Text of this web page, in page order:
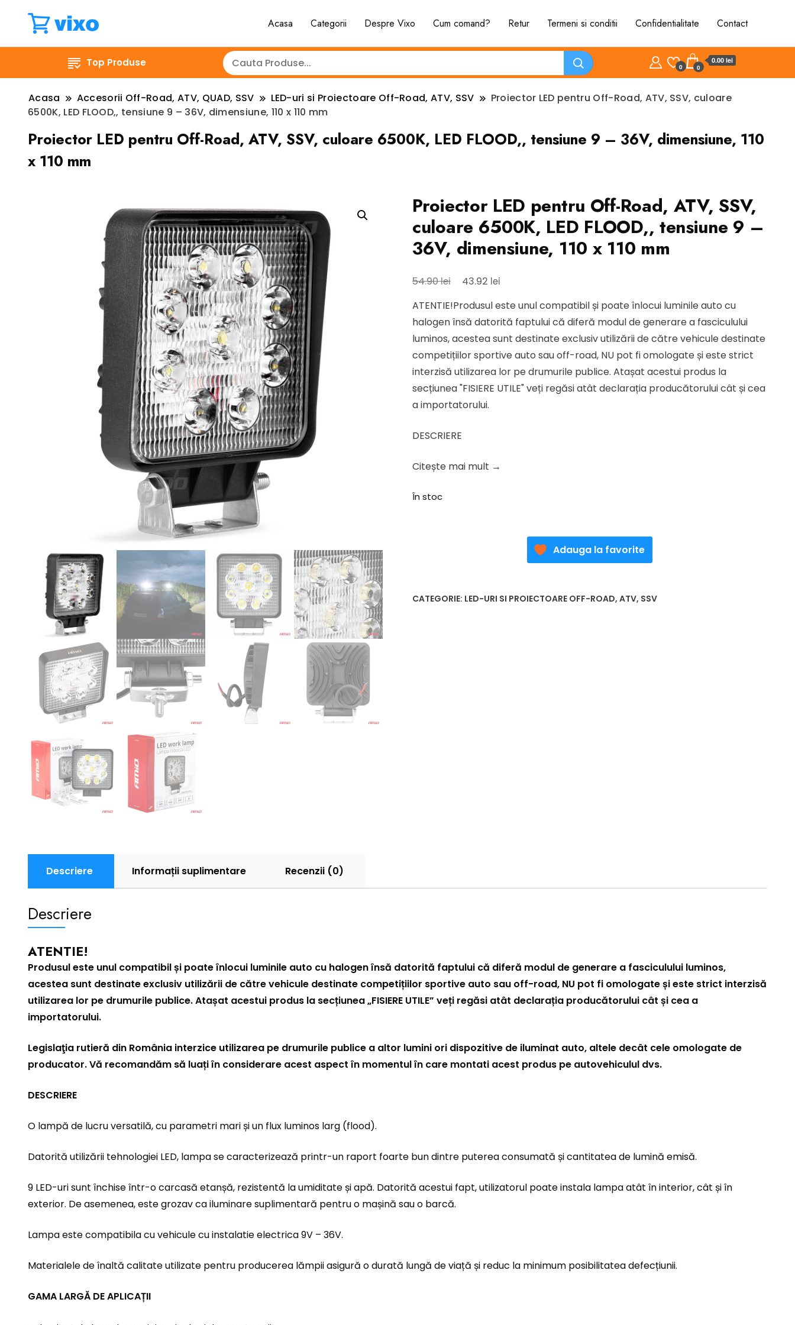
Acasa Categorii Despre Vixo Cum comand? Retur Termeni si conditii Confidentialitate Contact
Top Produse 0 0
0.00 lei
Acasa Accesorii Off-Road, ATV, QUAD, SSV LED-uri si Proiectoare Off-Road, ATV, SSV
Proiector LED pentru Off-Road, ATV, SSV, culoare
6500K, LED FLOOD,, tensiune 9 – 36V, dimensiune, 110 x 110 mm
Proiector LED pentru Off-Road, ATV, SSV, culoare 6500K, LED FLOOD,, tensiune 9 – 36V, dimensiune, 110
x 110 mm
Proiector LED pentru Off-Road, ATV, SSV,
culoare 6500K, LED FLOOD,, tensiune 9 –
36V, dimensiune, 110 x 110 mm
54.90lei
Prețul
a
fost:
54.90 lei.
43.92 lei
este:
43.92 lei.
ATENTIE!Produsul este unul compatibil și poate înlocui luminile auto cu
halogen însă datorită faptului că diferă modul de generare a fasciculului
luminos, acestea sunt destinate exclusiv utilizării de către vehicule destinate
competițiilor sportive auto sau off-road, NU pot fi omologate și este strict
interzisă utilizarea lor pe drumurile publice. Atașat acestui produs la
secțiunea "FISIERE UTILE" veți regăsi atât declarația producătorului cât și cea
a importatorului.
DESCRIERE
Citește mai mult →
În stoc
Adauga la favorite
CATEGORIE: LED-URI SI PROIECTOARE OFF-ROAD, ATV, SSV
Descriere Informații suplimentare Recenzii (0)
Descriere
ATENTIE!
Produsul este unul compatibil și poate înlocui luminile auto cu halogen însă datorită faptului că diferă modul de generare a fasciculului luminos,
acestea sunt destinate exclusiv utilizării de către vehicule destinate competițiilor sportive auto sau off-road, NU pot fi omologate și este strict interzisă
utilizarea lor pe drumurile publice. Atașat acestui produs la secțiunea „FISIERE UTILE” veți regăsi atât declarația producătorului cât și cea a
importatorului.
Legislaţia rutieră din România interzice utilizarea pe drumurile publice a altor lumini ori dispozitive de iluminat auto, altele decât cele omologate de
producator. Vă recomandăm să luați în considerare acest aspect în momentul în care montati acest produs pe autovehiculul dvs.
DESCRIERE
O lampă de lucru versatilă, cu parametri mari și un flux luminos larg (flood).
Datorită utilizării tehnologiei LED, lampa se caracterizează printr-un raport foarte bun dintre puterea consumată și cantitatea de lumină emisă.
9 LED-uri sunt închise într-o carcasă etanșă, rezistentă la umiditate și apă. Datorită acestui fapt, utilizatorul poate instala lampa atât în interior, cât și în
exterior. De asemenea, este grozav ca iluminare suplimentară pentru o mașină sau o barcă.
Lampa este compatibila cu vehicule cu instalatie electrica 9V – 36V.
Materialele de înaltă calitate utilizate pentru producerea lămpii asigură o durată lungă de viață și reduc la minimum posibilitatea defecțiunii.
GAMA LARGĂ DE APLICAȚII